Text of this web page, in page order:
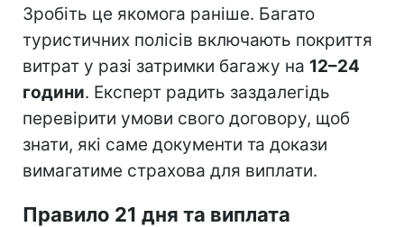
Зробіть це якомога раніше. Багато
туристичних полісів включають покриття
витрат у разі затримки багажу на 12–24
години. Експерт радить заздалегідь
перевірити умови свого договору, щоб
знати, які саме документи та докази
вимагатиме страхова для виплати.
Правило 21 дня та виплата